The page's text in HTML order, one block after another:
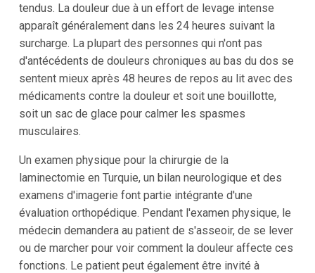
tendus. La douleur due à un effort de levage intense
apparaît généralement dans les 24 heures suivant la
surcharge. La plupart des personnes qui n'ont pas
d'antécédents de douleurs chroniques au bas du dos se
sentent mieux après 48 heures de repos au lit avec des
médicaments contre la douleur et soit une bouillotte,
soit un sac de glace pour calmer les spasmes
musculaires.
Un examen physique pour la chirurgie de la
laminectomie en Turquie, un bilan neurologique et des
examens d'imagerie font partie intégrante d'une
évaluation orthopédique. Pendant l'examen physique, le
médecin demandera au patient de s'asseoir, de se lever
ou de marcher pour voir comment la douleur affecte ces
fonctions. Le patient peut également être invité à